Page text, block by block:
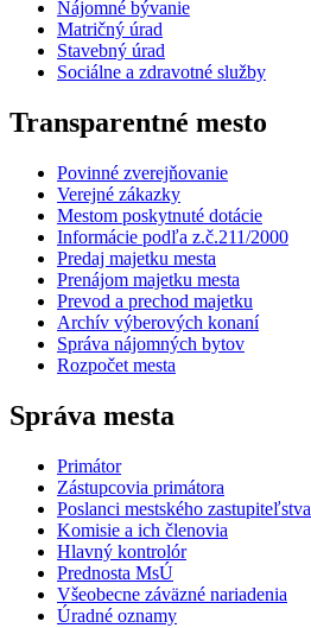
Nájomné bývanie
Matričný úrad
Stavebný úrad
Sociálne a zdravotné služby
Transparentné mesto
Povinné zverejňovanie
Verejné zákazky
Mestom poskytnuté dotácie
Informácie podľa z.č.211/2000
Predaj majetku mesta
Prenájom majetku mesta
Prevod a prechod majetku
Archív výberových konaní
Správa nájomných bytov
Rozpočet mesta
Správa mesta
Primátor
Zástupcovia primátora
Poslanci mestského zastupiteľstva
Komisie a ich členovia
Hlavný kontrolór
Prednosta MsÚ
Všeobecne záväzné nariadenia
Úradné oznamy